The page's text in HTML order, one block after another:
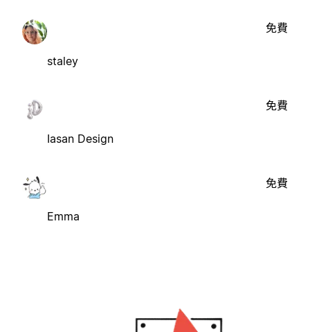
staley
免費
Iasan Design
免費
Emma
免費